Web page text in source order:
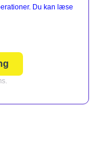
Du kan læse